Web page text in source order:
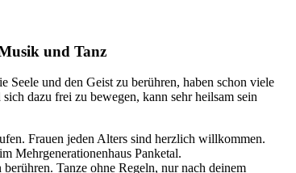
und Tanz
Seele und den Geist zu berühren, haben schon viele
dazu frei zu bewegen, kann sehr heilsam sein
Frauen jeden Alters sind herzlich willkommen.
im Mehrgenerationenhaus Panketal.
berühren. Tanze ohne Regeln, nur nach deinem